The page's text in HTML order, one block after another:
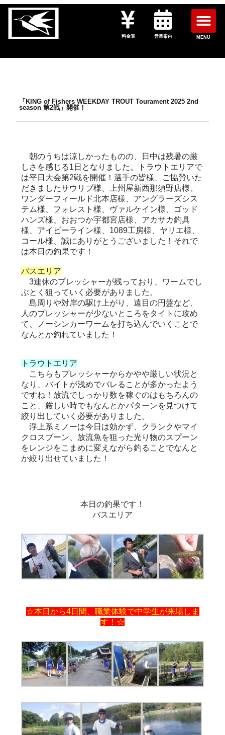
料金表 営業案内 MENU
「KING of Fishers WEEKDAY TROUT Tourament 2025 2nd
season 第2戦」開催！
朝のうちは涼しかったものの、日中は残暑の厳
しさを感じる1日となりました。トラウトエリアで
は平日大会第2戦を開催！選手の皆様、ご協賛いた
だきましたサウリブ様、上州屋新西那須野店様、
ワンダーフィールド北本店様、アングラーズシス
テム様、フォレスト様、ヴァルケイン様、ゴッド
ハンズ様、おおつか宇都宮店様、アカサカ釣具
様、アイビーライン様、1089工房様、ヤリエ様、
コール様、誠にありがとうございました！それで
は本日の釣果です！
バスエリア
3連休のプレッシャーが残っており、ワームでし
ぶとく狙っていく必要がありました。
島周りや対岸の駆け上がり、遠目の円盤など、
人のプレッシャーが少ないところをタイトに攻め
て、ノーシンカーワームを打ち込んでいくことで
なんとか釣れていました！
トラウトエリア
こちらもプレッシャーからかやや厳しい状況と
なり、バイトが浅めでバレることが多かったよう
ですね！放流でしっかり数を稼ぐのはもちろんの
こと、厳しい時でもなんとかパターンを見つけて
絞り出していく必要がありました。
浮上系ミノーは今日は効かず、クランクやマイ
クロスプーン、放流魚を狙った光り物のスプーン
をレンジをこまめに変えながら釣ることでなんと
か絞り出せていました！
本日の釣果です！
バスエリア
☆本日から4日間、職業体験で中学生が来場しま
す！☆